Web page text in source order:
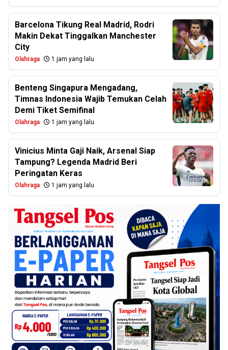
Barcelona Tikung Real Madrid, Rodri
Makin Dekat Tinggalkan Manchester
City
Olahraga 1 jam yang lalu
Benteng Singapura Mengadang,
Timnas Indonesia Wajib Temukan Celah
Demi Tiket Semifinal
Olahraga 1 jam yang lalu
Vinicius Minta Gaji Naik, Arsenal Siap
Tampung? Legenda Madrid Beri
Peringatan Keras
Olahraga 1 jam yang lalu